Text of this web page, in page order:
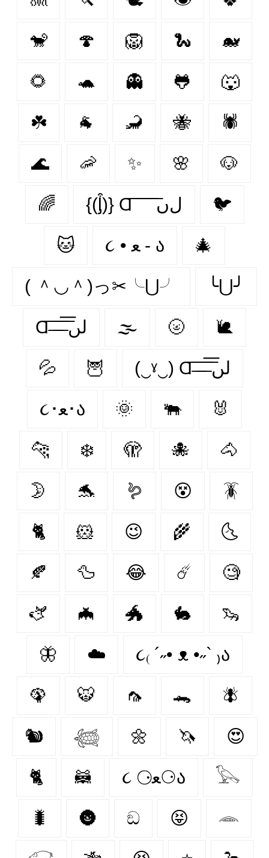
🐒 🍄 🦁 🐍 🐋
🌻 🐢 👻 🐸 🐺
☘️ 🐐 🦂 🐝 🕷
🌊 🦐 ✨ 🌸 🐶
🌈 {(ᶅ͒)} Ɑ͞ ͞ ͞ ͞ ͞ ﻝﮞ 🐦‍
🐱 ૮ • ﻌ - ა 🎄
( ＾◡＾)っ✂╰⋃╯ ╰⋃╯
Ɑ͞ ̶͞ ̶͞ ̶͞ لں͞ 🌫️ 🌝 🐌
💦 🦉 (‿ˠ‿) Ɑ͞ ̶͞ ̶͞ ̶͞ لں͞
૮･ﻌ･ა 🌞 🐃 🐰
🐆 ❄️ 🫣 🐙 🐴
🌛 🐬 🪱 😵‍ 🪳
🐈 🐹 😉 🌾 🌜
🍂 🦆 😂 ☄️ 🧐
🫏 🦇 🐲 🐇 🦦
🦋 ☁️ ૮₍ ´˶• ᴥ •˶` ₎ა
🦚 🐯 🦟 🐊 🪰
🐿️ 𓆉 🌼 🦄 😍
🐈‍ 🦝 ૮ ⚆ﻌ⚆ა 𓅂
🐛 🌚 ඞ 😝 𓂎